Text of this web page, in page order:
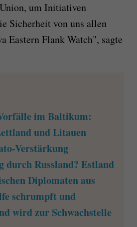
um Initiativen
Sicherheit von uns allen
Eastern Flank Watch", sagte
im Baltikum:
und Litauen
Verstärkung
durch Russland? Estland
Diplomaten aus
schrumpft und
wird zur Schwachstelle